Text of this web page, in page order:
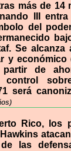
más de 14
III
del
Se
y económico
partir de
control
será
Rico, los
las